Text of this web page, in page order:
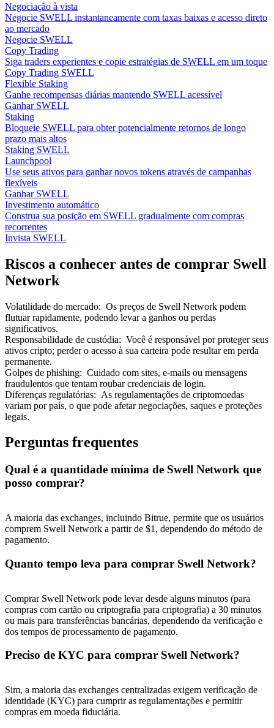
Negociação à vista
Negocie SWELL instantaneamente com taxas baixas e acesso direto
ao mercado
Negocie SWELL
Copy Trading
Siga traders experientes e copie estratégias de SWELL em um toque
Copy Trading SWELL
Flexible Staking
Ganhe recompensas diárias mantendo SWELL acessível
Ganhar SWELL
Staking
Bloqueie SWELL para obter potencialmente retornos de longo
prazo mais altos
Staking SWELL
Launchpool
Use seus ativos para ganhar novos tokens através de campanhas
flexíveis
Ganhar SWELL
Investimento automático
Construa sua posição em SWELL gradualmente com compras
recorrentes
Invista SWELL
Riscos a conhecer antes de comprar Swell
Network
Volatilidade do mercado: Os preços de Swell Network podem
flutuar rapidamente, podendo levar a ganhos ou perdas
significativos.
Responsabilidade de custódia: Você é responsável por proteger seus
ativos cripto; perder o acesso à sua carteira pode resultar em perda
permanente.
Golpes de phishing: Cuidado com sites, e-mails ou mensagens
fraudulentos que tentam roubar credenciais de login.
Diferenças regulatórias: As regulamentações de criptomoedas
variam por país, o que pode afetar negociações, saques e proteções
legais.
Perguntas frequentes
Qual é a quantidade mínima de Swell Network que
posso comprar?
A maioria das exchanges, incluindo Bitrue, permite que os usuários
comprem Swell Network a partir de $1, dependendo do método de
pagamento.
Quanto tempo leva para comprar Swell Network?
Comprar Swell Network pode levar desde alguns minutos (para
compras com cartão ou criptografia para criptografia) a 30 minutos
ou mais para transferências bancárias, dependendo da verificação e
dos tempos de processamento de pagamento.
Preciso de KYC para comprar Swell Network?
Sim, a maioria das exchanges centralizadas exigem verificação de
identidade (KYC) para cumprir as regulamentações e permitir
compras em moeda fiduciária.